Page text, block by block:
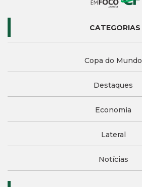
CATEGORIAS
Copa do Mundo
Destaques
Economia
Lateral
Notícias